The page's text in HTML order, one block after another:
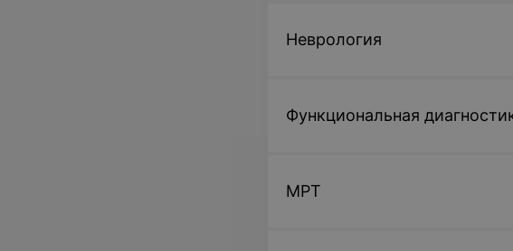
Неврология
Функциональная
МРТ